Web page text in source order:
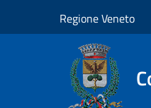
Regione Veneto